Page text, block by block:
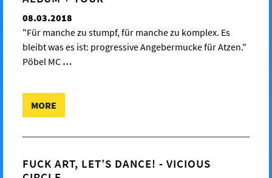
08.03.2018
"Für manche zu stumpf, für manche zu komplex. Es
bleibt was es ist: progressive Angebermucke für Atzen."
Pöbel MC …
MORE
FUCK ART, LET’S DANCE! - VICIOUS